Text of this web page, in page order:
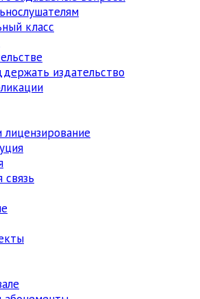
класс
издательство
связь